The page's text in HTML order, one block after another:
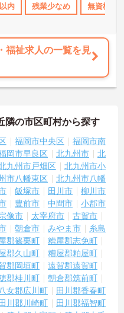
内 残業少なめ 無資格OK
福祉求人の一覧を見
隣の市区町村から探す
福岡市中央区
福岡市南
岡市早良区 北九州市
北
九州市戸畑区
北九州市小
市八幡東区
北九州市八幡
飯塚市 田川市
柳川市
豊前市 中間市
小郡市
像市 太宰府市
古賀市
朝倉市 みやま市
糸島
郡篠栗町
糟屋郡志免町
郡久山町
糟屋郡粕屋町
郡岡垣町
遠賀郡遠賀町
郡桂川町
朝倉郡筑前町
八女郡広川町
田川郡香春町
川郡川崎町
田川郡福智町